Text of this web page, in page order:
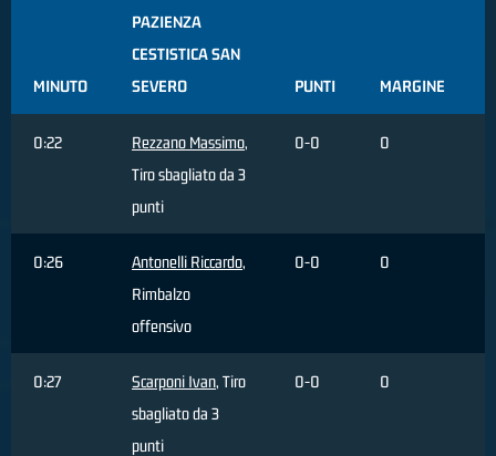
MINUTO
PAZIENZA
CESTISTICA SAN
SEVERO
PUNTI MARGINE
0:22 Rezzano Massimo,
Tiro sbagliato da 3
punti
0-0 0
0:26 Antonelli Riccardo,
Rimbalzo
offensivo
0-0 0
0:27 Scarponi Ivan, Tiro
sbagliato da 3
punti
0-0 0